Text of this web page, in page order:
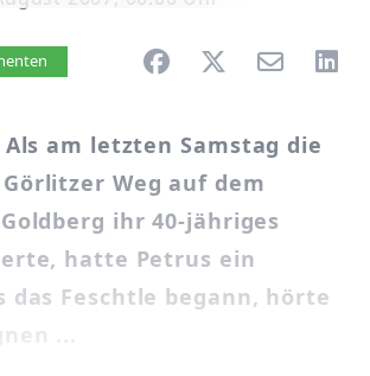
am letzten Samstag die
Weg auf dem
ihr 40-jähriges
hatte Petrus ein
das Feschtle begann, hörte
...